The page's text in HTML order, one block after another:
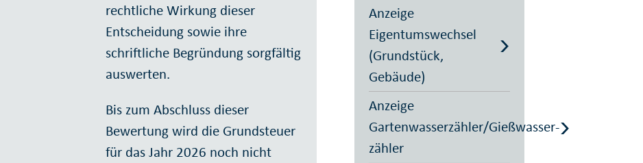
rechtliche Wirkung dieser
Entscheidung sowie ihre
schriftliche Begründung sorgfältig
auswerten.
Bis zum Abschluss dieser
Bewertung wird die Grundsteuer
für das Jahr 2026 noch nicht
Anzeige
Eigentumswechsel
(Grundstück,
Gebäude)
Anzeige
Gartenwasserzähler/Gießwasser­
zähler